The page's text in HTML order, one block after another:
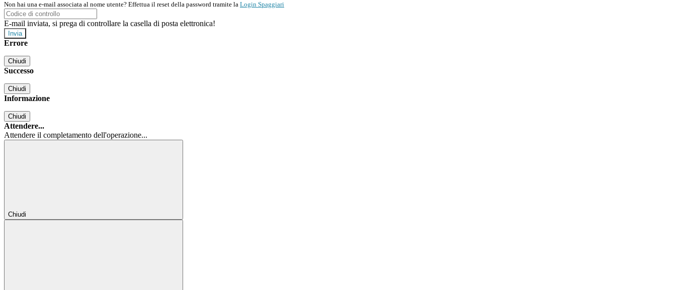
Non hai una e-mail associata al nome utente? Effettua il reset della password tramite la Login Spaggiari
E-mail inviata, si prega di controllare la casella di posta elettronica!
Errore
Chiudi
Successo
Chiudi
Informazione
Chiudi
Attendere...
Attendere il completamento dell'operazione...
Chiudi